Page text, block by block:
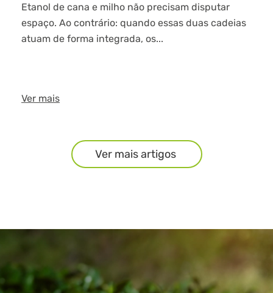
Etanol de cana e milho não precisam disputar
espaço. Ao contrário: quando essas duas cadeias
atuam de forma integrada, os...
Ver mais
Ver mais artigos